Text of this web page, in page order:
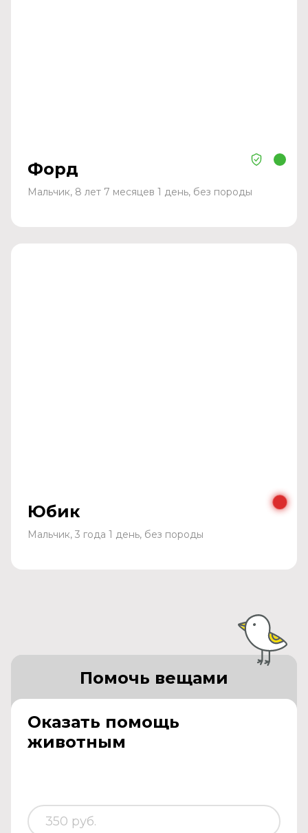
Форд
Мальчик, 8 лет 7 месяцев 1 день, без породы
Юбик
Мальчик, 3 года 1 день, без породы
Оказать помощь
животным
Помочь вещами